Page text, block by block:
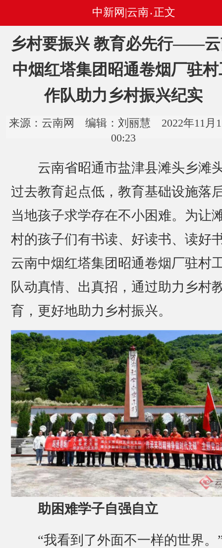
中新网|云南 • 正文
乡村要振兴 教育必先行——
中烟红塔集团昭通卷烟厂驻村
作队助力乡村振兴纪实
来源：云南网 编辑：刘丽慧 2022年11月
00:23
云南省昭通市盐津县滩头乡滩
过去教育起点低，教育基础设施落
当地孩子求学存在不小困难。为让
村的孩子们有书读、好读书、读好
云南中烟红塔集团昭通卷烟厂驻村
队动真情、出真招，通过助力乡村
育，更好地助力乡村振兴。
助困难学子自强自立
“我看到了外面不一样的世界。